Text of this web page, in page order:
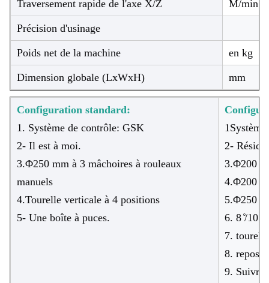
Traversement rapide de l'axe X/Z M/min
Précision d'usinage
Poids net de la machine en kg
Dimension globale (LxWxH) mm
Configuration standard:
1. Système de contrôle: GSK
2- Il est à moi.
3.Φ250 mm à 3 mâchoires à rouleaux
manuels
4.Tourelle verticale à 4 positions
5- Une boîte à puces.
2-
3.Φ200
4.Φ200
5.Φ250
6. 8 ̊/10
7.
8. repos
9. Suivre